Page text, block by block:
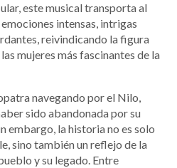
este musical transporta al
intensas, intrigas
reivindicando la figura
mujeres más fascinantes de la
navegando por el Nilo,
sido abandonada por su
embargo, la historia no es solo
sino también un reflejo de la
y su legado. Entre